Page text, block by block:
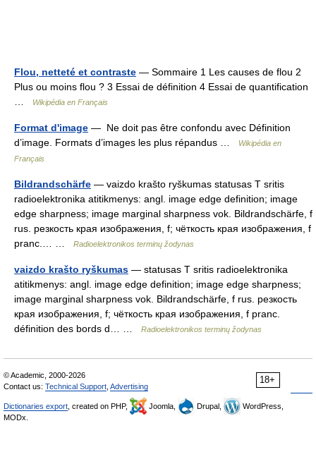
Flou, netteté et contraste — Sommaire 1 Les causes de flou 2
Plus ou moins flou ? 3 Essai de définition 4 Essai de quantification
Wikipédia en Français
Format d'image — Ne doit pas être confondu avec Définition
d’image. Formats d’images les plus répandus …
Wikipédia en
Français
Bildrandschärfe — vaizdo krašto ryškumas statusas T sritis
radioelektronika atitikmenys: angl. image edge definition; image
edge sharpness; image marginal sharpness vok. Bildrandschärfe, f
rus. резкость края изображения, f; чёткость края изображения, f
pranc.… …
Radioelektronikos terminų žodynas
vaizdo krašto ryškumas — statusas T sritis radioelektronika
atitikmenys: angl. image edge definition; image edge sharpness;
image marginal sharpness vok. Bildrandschärfe, f rus. резкость
края изображения, f; чёткость края изображения, f pranc.
définition des bords d… …
Radioelektronikos terminų žodynas
18+
© Academic, 2000-2026
Contact us: Technical Support Advertising
Dictionaries export , created on PHP, Joomla, Drupal,
WordPress,
MODx.